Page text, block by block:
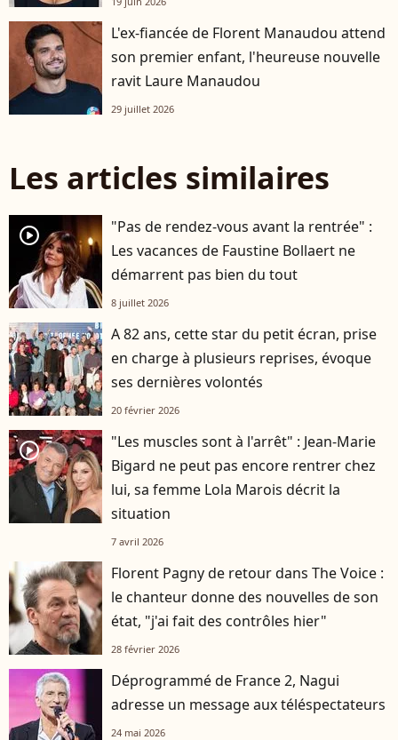
L'ex-fiancée de Florent Manaudou attend
son premier enfant, l'heureuse nouvelle
ravit Laure Manaudou
29 juillet 2026
Les articles similaires
player2
"Pas de rendez-vous avant la rentrée" :
Les vacances de Faustine Bollaert ne
démarrent pas bien du tout
8 juillet 2026
A 82 ans, cette star du petit écran, prise
en charge à plusieurs reprises, évoque
ses dernières volontés
20 février 2026
player2
"Les muscles sont à l'arrêt" : Jean-Marie
Bigard ne peut pas encore rentrer chez
lui, sa femme Lola Marois décrit la
situation
7 avril 2026
Florent Pagny de retour dans The Voice :
le chanteur donne des nouvelles de son
état, "j'ai fait des contrôles hier"
28 février 2026
Déprogrammé de France 2, Nagui
adresse un message aux téléspectateurs
24 mai 2026